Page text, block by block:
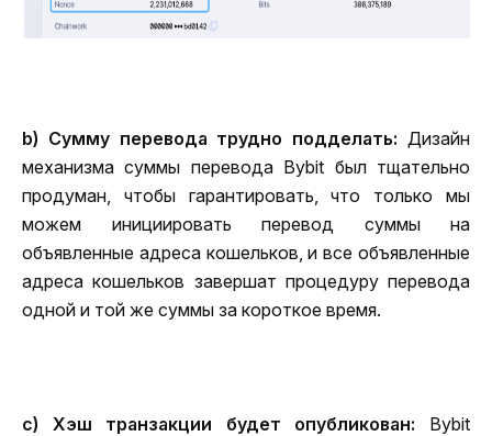
b) Сумму перевода трудно подделать: Дизайн
механизма суммы перевода Bybit был тщательно
продуман, чтобы гарантировать, что только мы
можем инициировать перевод суммы на
объявленные адреса кошельков, и все объявленные
адреса кошельков завершат процедуру перевода
одной и той же суммы за короткое время.
c) Хэш транзакции будет опубликован: Bybit